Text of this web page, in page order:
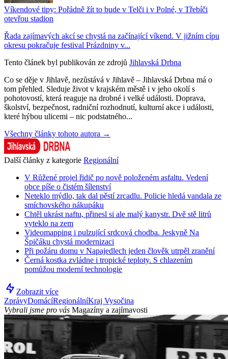
Víkendové tipy: Pořádně žít to bude v Telči i v Polné, v Třebíči
otevřou stadion
Řada zajímavých akcí se chystá na začínající víkend. V jižním cípu
okresu pokračuje festival Prázdniny v...
Tento článek byl publikován ze zdrojů Jihlavská Drbna
Co se děje v Jihlavě, nezůstává v Jihlavě – Jihlavská Drbna má o
tom přehled. Sleduje život v krajském městě i v jeho okolí s
pohotovostí, která reaguje na drobné i velké události. Doprava,
školství, bezpečnost, radniční rozhodnutí, kulturní akce i události,
které hýbou ulicemi – nic podstatného...
Všechny články tohoto autora →
Další články z kategorie Regionální
V Růžené projel řidič po nově položeném asfaltu. Vedení
obce píše o čistém šílenství
Neteklo mýdlo, tak dal pěstí zrcadlu. Policie hledá vandala ze
smíchovského nákupáku
Chtěl ukrást naftu, přinesl si ale malý kanystr. Dvě stě litrů
vyteklo na zem
Videomapping i pulzující srdcová chodba. Jeskyně Na
Špičáku chystá modernizaci
Při požáru domu v Napajedlech jeden člověk utrpěl zranění
Černá kostka zvládne i tropické teploty. S chlazením
pomůžou moderní technologie
Zobrazit více
ZprávyDomácíRegionálníKraj Vysočina
Vybrali jsme pro vás Magazíny a zajímavosti